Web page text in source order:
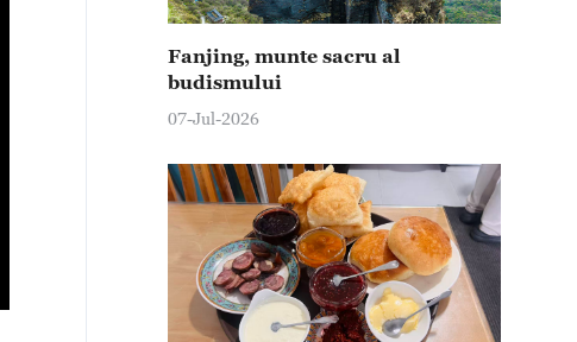
Fanjing, munte sacru al
budismului
07-Jul-2026